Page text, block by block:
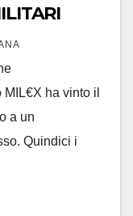
ha vinto il
a un
Quindici i